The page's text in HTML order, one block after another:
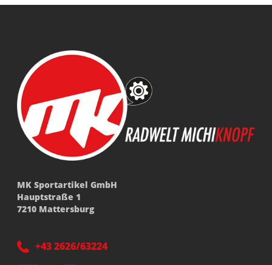
MK Sportartikel GmbH
Hauptstraße 1
7210 Mattersburg
+43 2626/63224